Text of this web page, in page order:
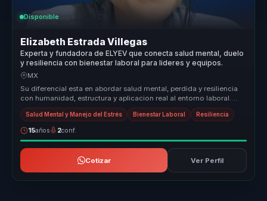
Disponible
Elizabeth Estrada Villegas
Experta y fundadora de ELYEV que conecta salud mental, duelo
y resiliencia con bienestar laboral para lideres y equipos.
MX
Su diferencial esta en abordar salud mental, perdida y resiliencia
con humanidad, estructura y aplicacion real al entorno laboral.
Convie...
Salud Mental y Manejo del Estrés Bienestar Laboral Resiliencia
15años 2conf.
Cotizar Ver Perfil